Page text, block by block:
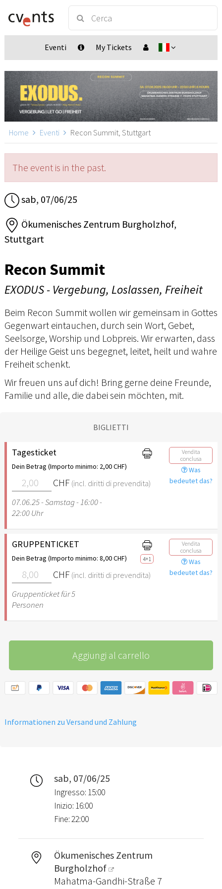
Eventi My Tickets
Home Eventi Recon Summit, Stuttgart
The event is in the past.
sab, 07/06/25
Ökumenisches Zentrum Burgholzhof,
Stuttgart
Recon Summit
EXODUS - Vergebung, Loslassen, Freiheit
Beim Recon Summit wollen wir gemeinsam in Gottes
Gegenwart eintauchen, durch sein Wort, Gebet,
Seelsorge, Worship und Lobpreis. Wir erwarten, dass
der Heilige Geist uns begegnet, leitet, heilt und wahre
Freiheit schenkt.
Wir freuen uns auf dich! Bring gerne deine Freunde,
Familie und alle, die dabei sein möchten, mit.
BIGLIETTI
Tagesticket
Dein Betrag (Importo minimo: 2,00 CHF)
CHF (incl. diritti di prevendita)
Vendita
conclusa
Was
bedeutet das?
07.06.25 - Samstag - 16:00 -
22:00 Uhr
GRUPPENTICKET
Dein Betrag (Importo minimo: 8,00 CHF)
CHF (incl. diritti di prevendita)
4+1
Vendita
conclusa
Was
bedeutet das?
Gruppenticket für 5
Personen
Aggiungi al carrello
Informationen zu Versand und Zahlung
sab, 07/06/25
Ingresso: 15:00
Inizio: 16:00
Fine: 22:00
Ökumenisches Zentrum
Burgholzhof
Mahatma-Gandhi-Straße 7